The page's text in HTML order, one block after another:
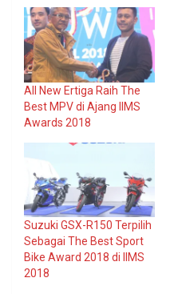
All New Ertiga Raih The
Best MPV di Ajang IIMS
Awards 2018
Suzuki GSX-R150 Terpilih
Sebagai The Best Sport
Bike Award 2018 di IIMS
2018